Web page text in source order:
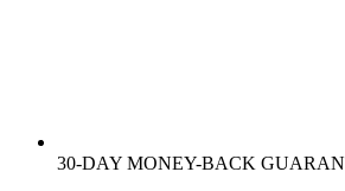
30-DAY MONEY-BACK